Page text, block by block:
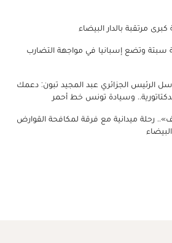
مرتقبة بالدار البيضاء
سبتة وتضع إسبانيا في مواجهة التضارب
الرئيس الجزائري عبد المجيد تبون: دعمك
وسيادة تونس خط أحمر
رحلة ميدانية مع فرقة لمكافحة القوارض